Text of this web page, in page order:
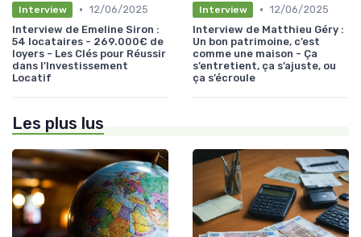
Interview • 12/06/2025
Interview de Emeline Siron :
54 locataires - 269.000€ de
loyers - Les Clés pour Réussir
dans l'Investissement
Locatif
Interview • 12/06/2025
Interview de Matthieu Géry :
Un bon patrimoine, c’est
comme une maison - Ça
s’entretient, ça s’ajuste, ou
ça s’écroule
Les plus lus